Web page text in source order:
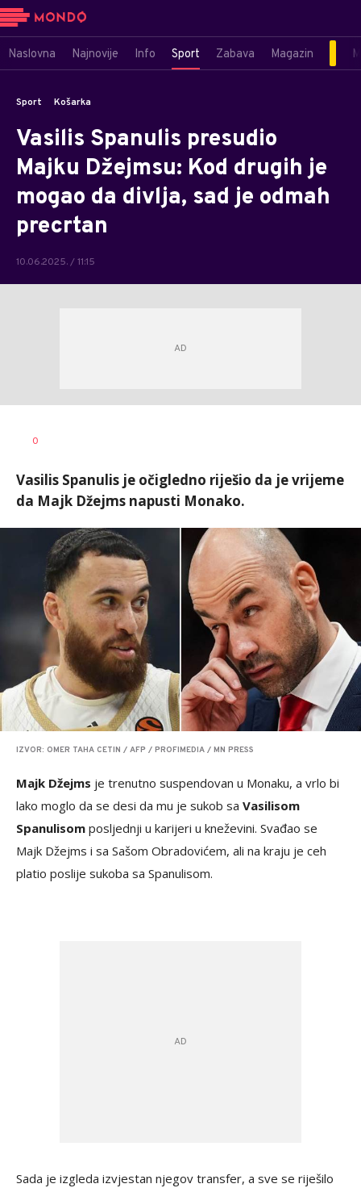
Naslovna Najnovije Info Sport Zabava Magazin
Sport Košarka
Vasilis Spanulis presudio
Majku Džejmsu: Kod drugih je
mogao da divlja, sad je odmah
precrtan
10.06.2025. / 11:15
AUTOR
0
Vasilis Spanulis je očigledno riješio da je vrijeme
da Majk Džejms napusti Monako.
IZVOR: OMER TAHA CETIN / AFP / PROFIMEDIA / MN PRESS
Majk Džejms je trenutno suspendovan u Monaku, a vrlo bi
lako moglo da se desi da mu je sukob sa Vasilisom
Spanulisom posljednji u karijeri u kneževini. Svađao se
Majk Džejms i sa Sašom Obradovićem, ali na kraju je ceh
platio poslije sukoba sa Spanulisom.
Sada je izgleda izvjestan njegov transfer, a sve se riješilo